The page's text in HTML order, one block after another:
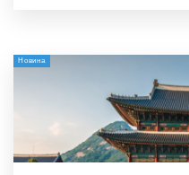
Новина